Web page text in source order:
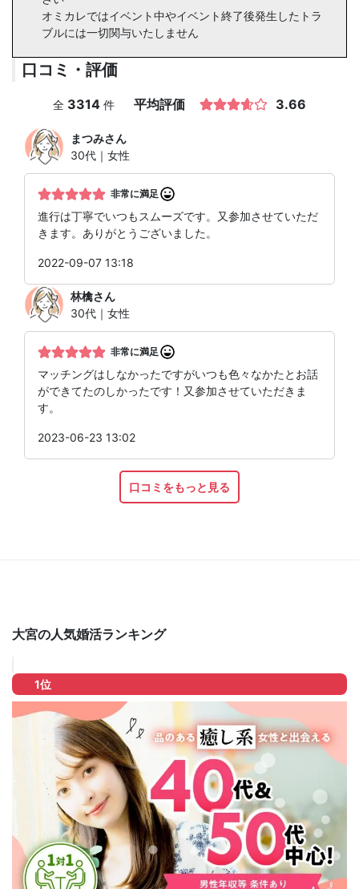
オミカレではイベント中やイベント終了後発生したトラ
ブルには一切関与いたしません
口コミ・評価
全 3314 件 平均評価 3.66
まつみさん
30代｜女性
非常に満足
進行は丁寧でいつもスムーズです。又参加させていただ
きます。ありがとうございました。
2022-09-07 13:18
林檎さん
30代｜女性
非常に満足
マッチングはしなかったですがいつも色々なかたとお話
ができてたのしかったです！又参加させていただきま
す。
2023-06-23 13:02
口コミをもっと見る
大宮の人気婚活ランキング
1位